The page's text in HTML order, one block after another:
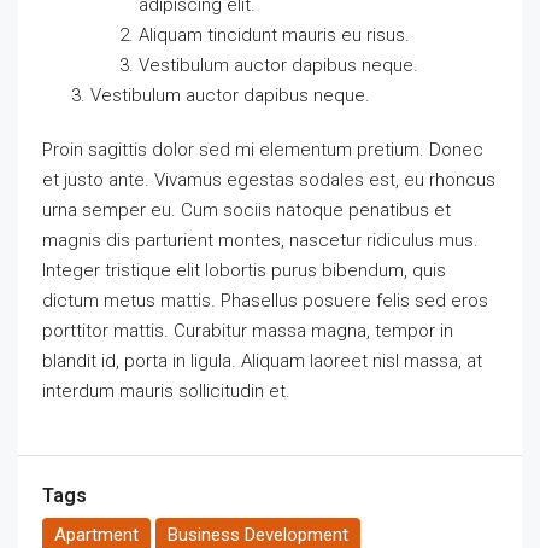
adipiscing elit.
Aliquam tincidunt mauris eu risus.
Vestibulum auctor dapibus neque.
Vestibulum auctor dapibus neque.
Proin sagittis dolor sed mi elementum pretium. Donec
et justo ante. Vivamus egestas sodales est, eu rhoncus
urna semper eu. Cum sociis natoque penatibus et
magnis dis parturient montes, nascetur ridiculus mus.
Integer tristique elit lobortis purus bibendum, quis
dictum metus mattis. Phasellus posuere felis sed eros
porttitor mattis. Curabitur massa magna, tempor in
blandit id, porta in ligula. Aliquam laoreet nisl massa, at
interdum mauris sollicitudin et.
Tags
Apartment
Business Development